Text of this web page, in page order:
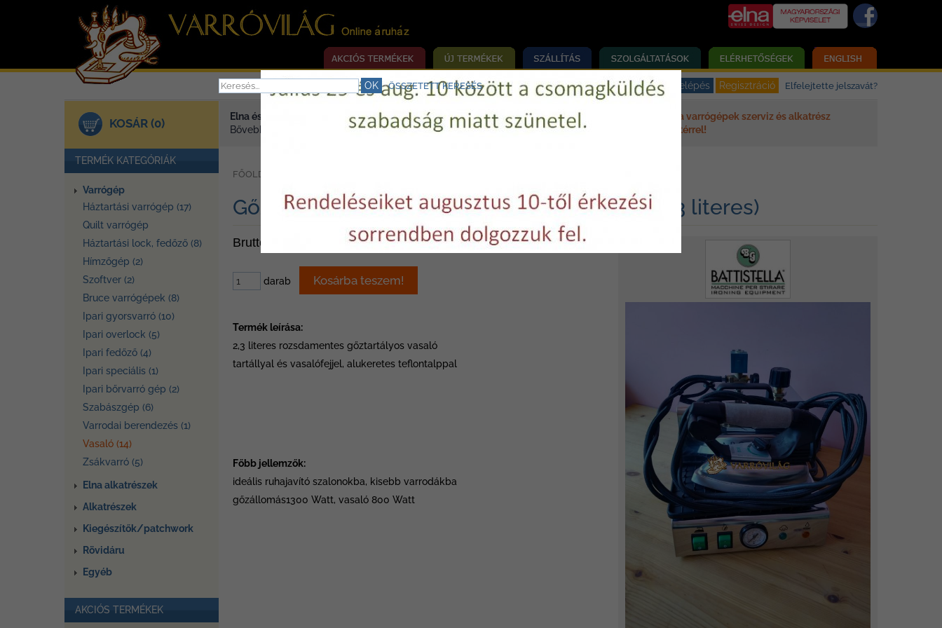
ÖSSZETETT KERESÉS Elfelejtette jelszavát?
KOSÁR (0)
TERMÉK KATEGÓRIÁK
Varrógép
Háztartási varrógép (17)
Quilt varrógép
Háztartási lock, fedőző (8)
Hímzőgép (2)
Szoftver (2)
Bruce varrógépek (8)
Ipari gyorsvarró (10)
Ipari overlock (5)
Ipari fedőző (4)
Ipari speciális (1)
Ipari bőrvarró gép (2)
Szabászgép (6)
Varrodai berendezés (1)
Vasaló (14)
Zsákvarró (5)
Elna alkatrészek
Alkatrészek
Kiegészítők/patchwork
Rövidáru
Egyéb
AKCIÓS TERMÉKEK
Elna és Janome varrógép szerviz.
Bővebben >
Telefon:+36 29 750977
E-mail:varrovilag@varrovilag.hu
Elna varrógépek szerviz és alkatrész
háttérrel!
FŐOLDAL
Gőzállomás Battistella Vaporino Maxi Inox (2,3 literes)
Bruttó ár: 160.000 Ft / darab
darab
Termék leírása:
2,3 literes rozsdamentes gőztartályos vasaló
tartállyal és vasalófejjel, alukeretes teflontalppal
Főbb jellemzők:
ideális ruhajavító szalonokba, kisebb varrodákba
gőzállomás1300 Watt, vasaló 800 Watt